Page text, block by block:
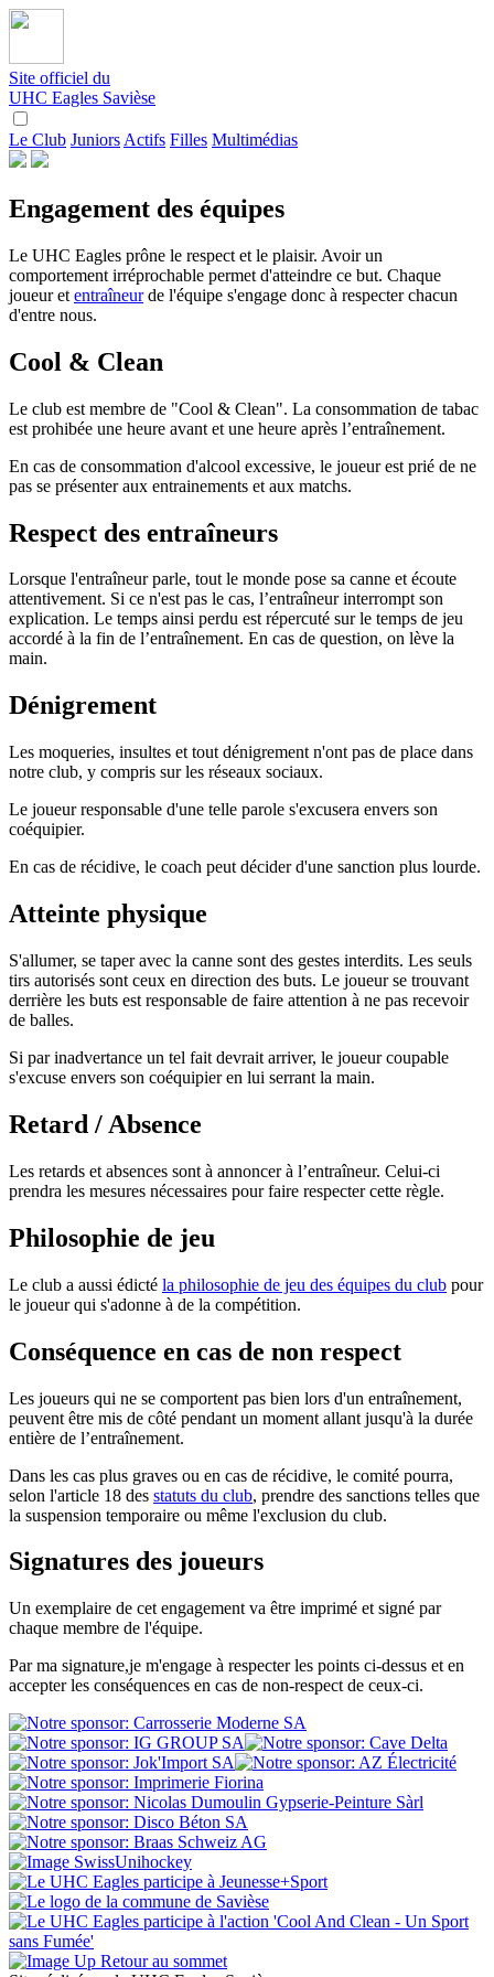
Site officiel du
UHC Eagles Savièse
Le Club Juniors Actifs Filles Multimédias
Engagement des équipes
Le UHC Eagles prône le respect et le plaisir. Avoir un
comportement irréprochable permet d'atteindre ce but. Chaque
joueur et entraîneurde l'équipe s'engage donc à respecter chacun
d'entre nous.
Cool & Clean
Le club est membre de "Cool & Clean". La consommation de tabac
est prohibée une heure avant et une heure après l’entraînement.
En cas de consommation d'alcool excessive, le joueur est prié de ne
pas se présenter aux entrainements et aux matchs.
Respect des entraîneurs
Lorsque l'entraîneur parle, tout le monde pose sa canne et écoute
attentivement. Si ce n'est pas le cas, l’entraîneur interrompt son
explication. Le temps ainsi perdu est répercuté sur le temps de jeu
accordé à la fin de l’entraînement. En cas de question, on lève la
main.
Dénigrement
Les moqueries, insultes et tout dénigrement n'ont pas de place dans
notre club, y compris sur les réseaux sociaux.
Le joueur responsable d'une telle parole s'excusera envers son
coéquipier.
En cas de récidive, le coach peut décider d'une sanction plus lourde.
Atteinte physique
S'allumer, se taper avec la canne sont des gestes interdits. Les seuls
tirs autorisés sont ceux en direction des buts. Le joueur se trouvant
derrière les buts est responsable de faire attention à ne pas recevoir
de balles.
Si par inadvertance un tel fait devrait arriver, le joueur coupable
s'excuse envers son coéquipier en lui serrant la main.
Retard / Absence
Les retards et absences sont à annoncer à l’entraîneur. Celui-ci
prendra les mesures nécessaires pour faire respecter cette règle.
Philosophie de jeu
Le club a aussi édicté la philosophie de jeu des équipes du club pour
le joueur qui s'adonne à de la compétition.
Conséquence en cas de non respect
Les joueurs qui ne se comportent pas bien lors d'un entraînement,
peuvent être mis de côté pendant un moment allant jusqu'à la durée
entière de l’entraînement.
Dans les cas plus graves ou en cas de récidive, le comité pourra,
selon l'article 18 des statuts du club, prendre des sanctions telles que
la suspension temporaire ou même l'exclusion du club.
Signatures des joueurs
Un exemplaire de cet engagement va être imprimé et signé par
chaque membre de l'équipe.
Par ma signature,je m'engage à respecter les points ci-dessus et en
accepter les conséquences en cas de non-respect de ceux-ci.
Retour au sommet